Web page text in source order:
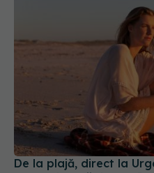
De la plajă, direct la
care o fac mii de
care le pune viața în
06 iul 2026, 13:59